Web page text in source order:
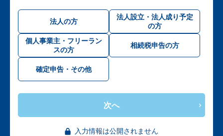
法人の方
法人設立・法人成り予定
の方
個人事業主・フリーラン
スの方
相続税申告の方
確定申告・その他
次へ
入力情報は公開されません